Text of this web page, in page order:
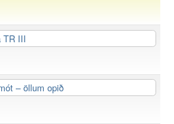
TR III
– öllum opið